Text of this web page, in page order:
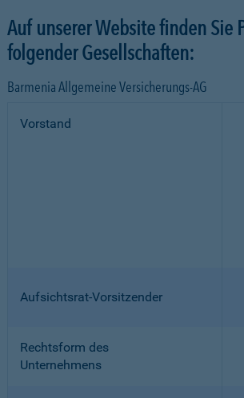
Auf unserer Website finden Sie
folgender Gesellschaften:
Barmenia Allgemeine Versicherungs-AG
Vorstand
Aufsichtsrat-Vorsitzender
Rechtsform des
Unternehmens